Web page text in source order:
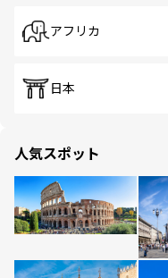
アフリカ
日本
人気スポット